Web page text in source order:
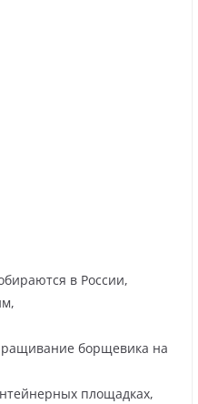
в России,
борщевика на
площадках,